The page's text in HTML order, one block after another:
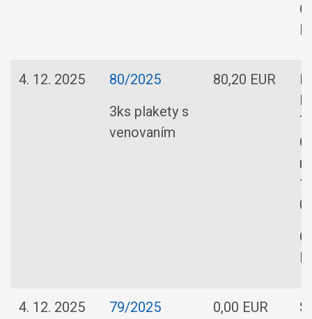
4. 12. 2025
80/2025
3ks plakety s
venovaním
80,20 EUR
4. 12. 2025
79/2025
0,00 EUR